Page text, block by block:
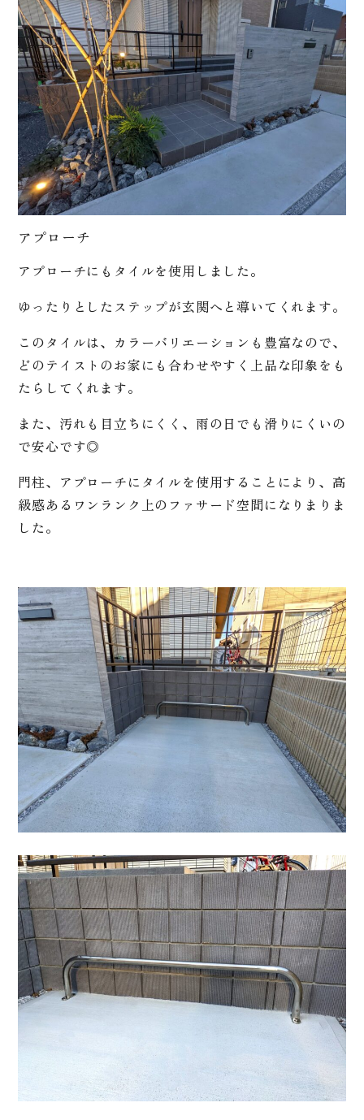
アプローチ
アプローチにもタイルを使用しました。
ゆったりとしたステップが玄関へと導いてくれます。
このタイルは、カラーバリエーションも豊富なので、
どのテイストのお家にも合わせやすく上品な印象をも
たらしてくれます。
また、汚れも目立ちにくく、雨の日でも滑りにくいの
で安心です◎
門柱、アプローチにタイルを使用することにより、高
級感あるワンランク上のファサード空間になりまりま
した。